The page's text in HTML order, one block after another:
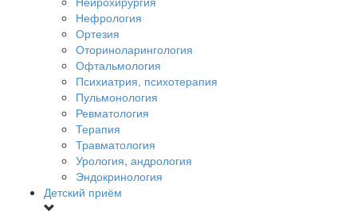
Нефрология
Ортезия
Оториноларингология
Офтальмология
Психиатрия, психотерапия
Пульмонология
Ревматология
Терапия
Травматология
Урология, андрология
Эндокринология
Детский приём